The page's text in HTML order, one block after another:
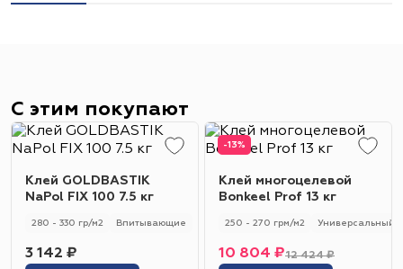
С этим покупают
Клей GOLDBASTIK
NaPol FIX 100 7.5 кг
280 - 330 гр/м2 Впитывающие
3 142 ₽
-13%
Клей многоцелевой
Bonkeel Prof 13 кг
250 - 270 грм/м2 Универсальный
12 424 ₽
10 804 ₽